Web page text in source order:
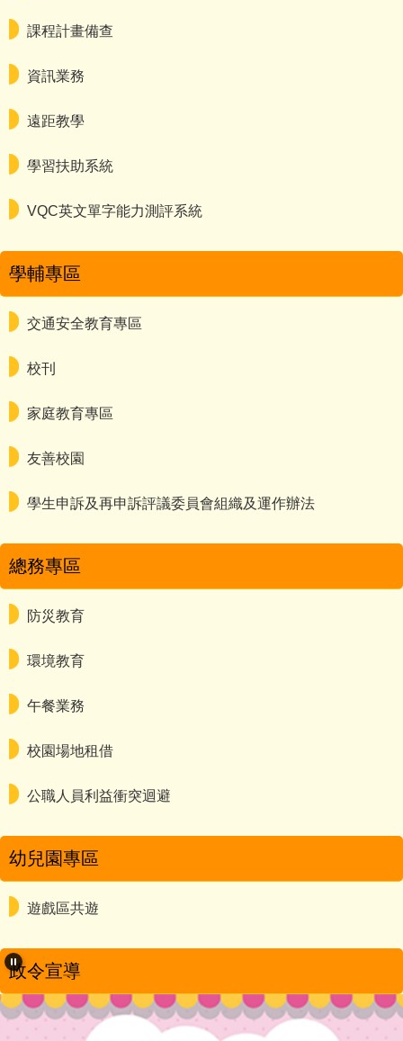
課程計畫備查
資訊業務
遠距教學
學習扶助系統
VQC英文單字能力測評系統
學輔專區
交通安全教育專區
校刊
家庭教育專區
友善校園
學生申訴及再申訴評議委員會組織及運作辦法
總務專區
防災教育
環境教育
午餐業務
校園場地租借
公職人員利益衝突迴避
幼兒園專區
遊戲區共遊
政令宣導